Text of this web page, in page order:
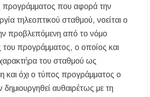
που αφορά την
τηλεοπτικού σταθμού, νοείται ο
προβλεπόμενη από το νόμο
του προγράμματος, ο οποίος και
του σταθμού ως
και όχι ο τύπος προγράμματος ο
δημιουργηθεί αυθαιρέτως με τη